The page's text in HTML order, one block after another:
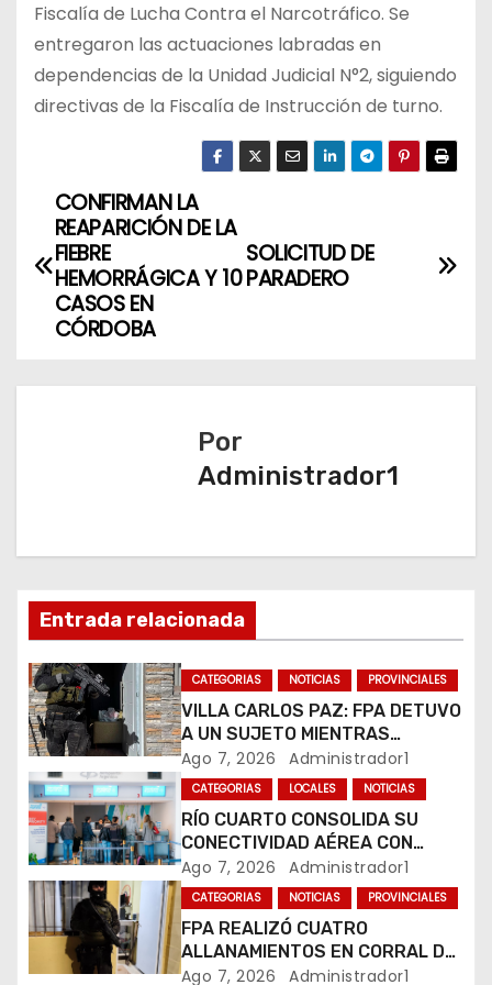
Fiscalía de Lucha Contra el Narcotráfico. Se
entregaron las actuaciones labradas en
dependencias de la Unidad Judicial N°2, siguiendo
directivas de la Fiscalía de Instrucción de turno.
N
a
g
n
d
e
e
n
t
r
a
SOLICITUD DE
PARADERO
CONFIRMAN LA
REAPARICIÓN DE LA
FIEBRE
HEMORRÁGICA Y 10
CASOS EN
CÓRDOBA
Por
Administrador1
Entrada relacionada
CATEGORIAS NOTICIAS PROVINCIALES
VILLA CARLOS PAZ: FPA DETUVO
A UN SUJETO MIENTRAS
COMERCIALIZABA COCAÍNA Y
MARIHUANA EN UNA PLAZA
Ago 7, 2026 Administrador1
CATEGORIAS LOCALES NOTICIAS
RÍO CUARTO CONSOLIDA SU
CONECTIVIDAD AÉREA CON
CUATRO VUELOS SEMANALES A
BUENOS AIRES
Ago 7, 2026 Administrador1
CATEGORIAS NOTICIAS PROVINCIALES
FPA REALIZÓ CUATRO
ALLANAMIENTOS EN CORRAL DE
BUSTOS-IFFLINGER
Ago 7, 2026 Administrador1